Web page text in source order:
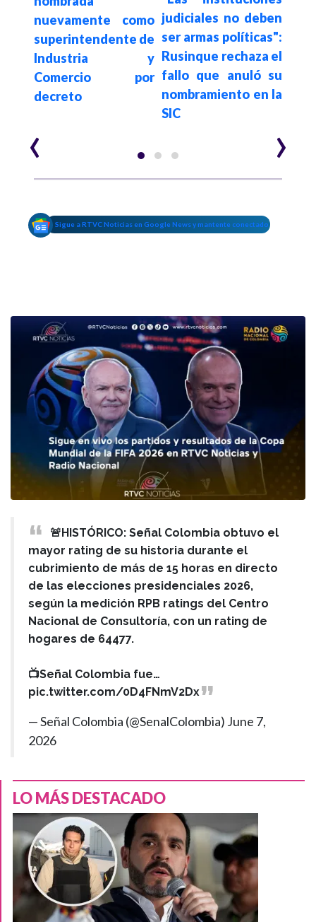
nuevamente como
superintendente de
Industria y
Comercio por
decreto
judiciales no deben
ser armas políticas":
Rusinque rechaza el
fallo que anuló su
nombramiento en la
SIC
‹ ›
Sigue a RTVC Noticias en Google News y mantente conectado
🚨HISTÓRICO: Señal Colombia obtuvo el
mayor rating de su historia durante el
cubrimiento de más de 15 horas en directo
de las elecciones presidenciales 2026,
según la medición RPB ratings del Centro
Nacional de Consultoría, con un rating de
hogares de 64477.
📺Señal Colombia fue…
pic.twitter.com/0D4FNmV2Dx
— Señal Colombia (@SenalColombia) June 7,
2026
LO MÁS DESTACADO